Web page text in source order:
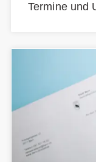
Termine und